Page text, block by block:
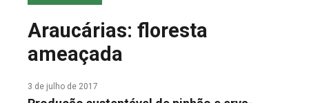
FALE CONOSCO
Araucárias: floresta
ameaçada
3 de julho de 2017